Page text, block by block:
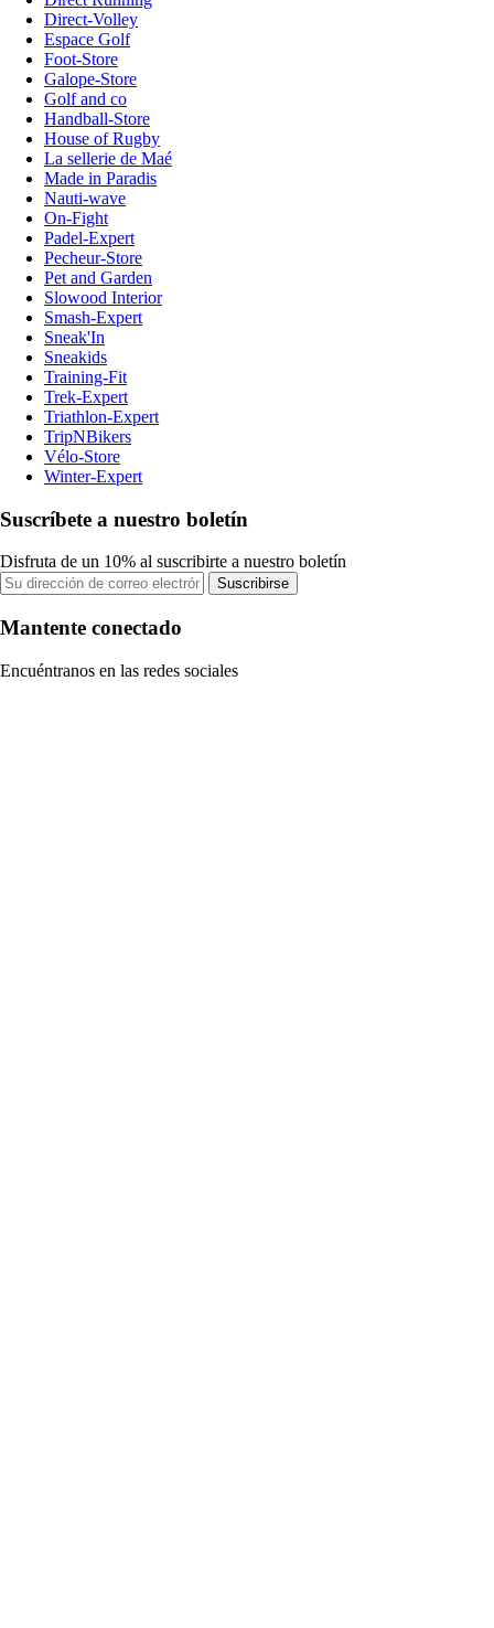
Direct-Volley
Espace Golf
Foot-Store
Galope-Store
Golf and co
Handball-Store
House of Rugby
La sellerie de Maé
Made in Paradis
Nauti-wave
On-Fight
Padel-Expert
Pecheur-Store
Pet and Garden
Slowood Interior
Smash-Expert
Sneak'In
Sneakids
Training-Fit
Trek-Expert
Triathlon-Expert
TripNBikers
Vélo-Store
Winter-Expert
Suscríbete a nuestro boletín
Disfruta de un 10% al suscribirte a nuestro boletín
Suscribirse
Mantente conectado
Encuéntranos en las redes sociales